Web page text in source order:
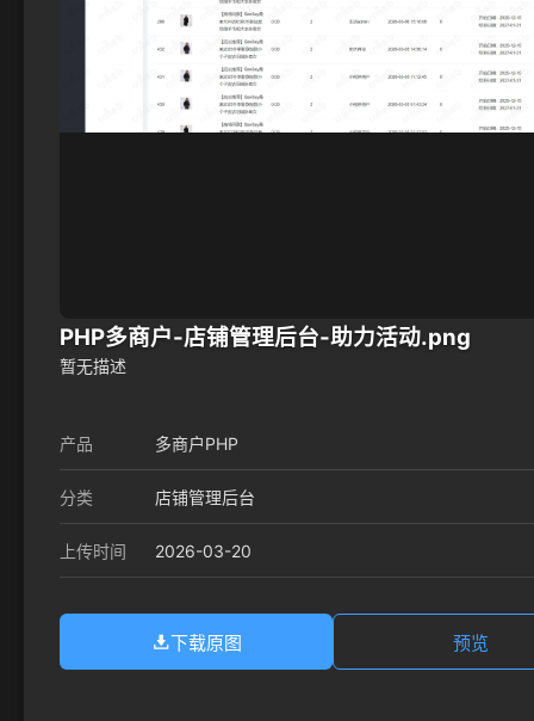
PHP多商户-店铺管理后台-助力活动.png
暂无描述
产品 多商户PHP
分类 店铺管理后台
上传时间 2026-03-20
下载原图 预览